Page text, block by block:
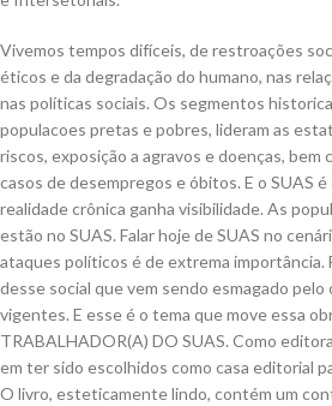
Vivemos tempos difíceis, de restroações
éticos e da degradação do humano, nas
nas políticas sociais. Os segmentos
populacoes pretas e pobres, lideram as
riscos, exposição a agravos e doenças, bem
casos de desempregos e óbitos. E o SUAS
realidade crônica ganha visibilidade. As
estão no SUAS. Falar hoje de SUAS no
ataques políticos é de extrema importância.
desse social que vem sendo esmagado
vigentes. E esse é o tema que move essa
TRABALHADOR(A) DO SUAS. Como
em ter sido escolhidos como casa editorial
O livro, esteticamente lindo, contém um